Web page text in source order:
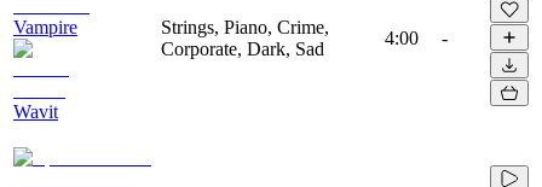
Vampire
Wavit
Strings, Piano, Crime,
Corporate, Dark, Sad
4:00 -